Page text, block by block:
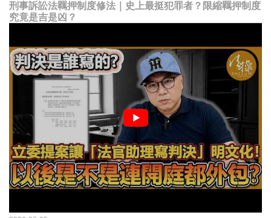
刑事訴訟法羈押制度修法｜史上最挺犯罪者？限縮羈押制度
究竟是吉是凶？